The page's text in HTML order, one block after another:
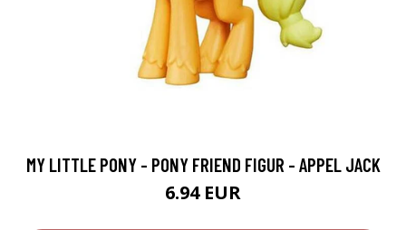
MY LITTLE PONY - PONY FRIEND FIGUR - APPEL JACK
6.94 EUR